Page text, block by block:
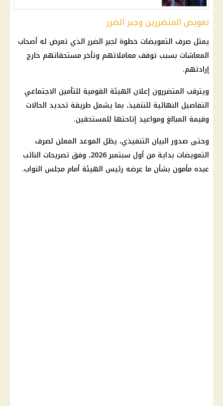
تعويض المتضررين وجبر الضرر
يمثل صرف التعويضات خطوة لجبر الضرر الذي تعرض له أصحاب
المعاشات بسبب توقف معاملاتهم وتأخر مستحقاتهم خارج
إرادتهم.
ويترقب المتضررون إعلان الهيئة القومية للتأمين الاجتماعي
التفاصيل النهائية للتنفيذ، بما يشمل طريقة تحديد الحالات
وقيمة المبالغ ومواعيد إتاحتها للمستحقين.
وحتى صدور البيان التنفيذي، يظل الموعد المعلن لصرف
التعويضات بداية من أول سبتمبر 2026، وفق تصريحات النائب
عبده مأمون بشأن ما عرضه رئيس الهيئة أمام مجلس النواب.